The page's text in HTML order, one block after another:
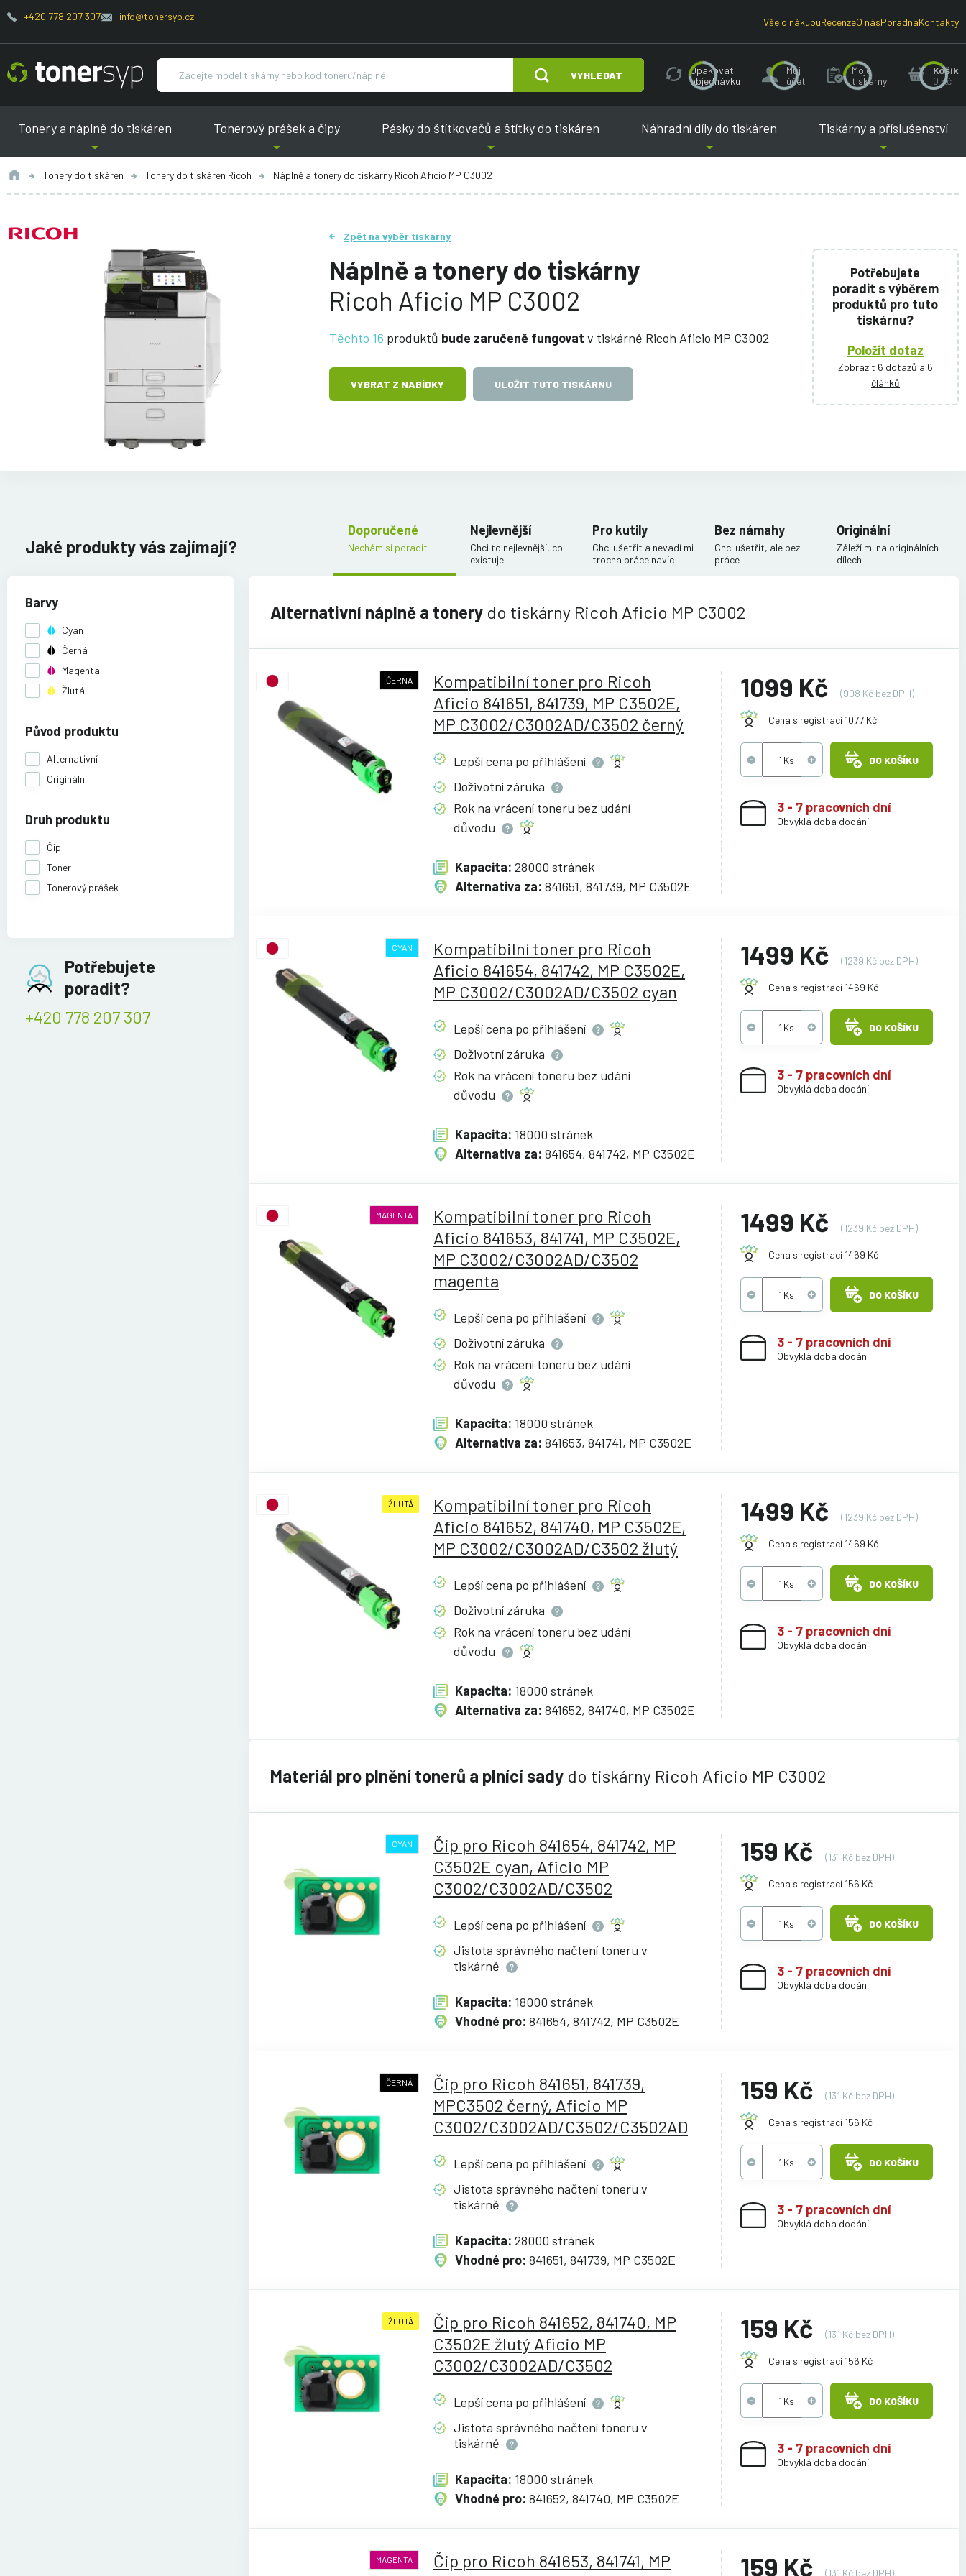
+420 778 207 307 info@tonersyp.cz Vše o nákupuRecenzeO násPoradnaKontakty
VYHLEDAT
Opakovat
objednávku
Můj
účet
Moje
tiskárny
Košík
0 Kč
Tonery a náplně do tiskáren Tonerový prášek a čipy Pásky do štítkovačů a štítky do tiskáren Náhradní díly do tiskáren Tiskárny a příslušenství
Tonery do tiskáren Tonery do tiskáren Ricoh Náplně a tonery do tiskárny Ricoh Aficio MP C3002
Zpět na výběr tiskárny
Náplně a tonery do tiskárny
Ricoh Aficio MP C3002
Těchto 16 produktů bude zaručeně fungovat v tiskárně Ricoh Aficio MP C3002
VYBRAT Z NABÍDKY ULOŽIT TUTO TISKÁRNU
Potřebujete
poradit s výběrem
produktů pro tuto
tiskárnu?
Položit dotaz
Zobrazit 6 dotazů a 6
článků
Jaké produkty vás zajímají?
Barvy
Cyan
Černá
Magenta
Žlutá
Původ produktu
Alternativní
Originální
Druh produktu
Čip
Toner
Tonerový prášek
Potřebujete
poradit?
+420 778 207 307
Doporučené
Nechám si poradit
Nejlevnější
Chci to nejlevnější, co
existuje
Pro kutily
Chci ušetřit a nevadí mi
trocha práce navíc
Bez námahy
Chci ušetřit, ale bez
práce
Originální
Záleží mi na originálních
dílech
Alternativní náplně a tonery do tiskárny Ricoh Aficio MP C3002
ČERNÁ
Kompatibilní toner pro Ricoh
Aficio 841651, 841739, MP C3502E,
MP C3002/C3002AD/C3502 černý
Lepší cena po přihlášení
Doživotní záruka
Rok na vrácení toneru bez udání
důvodu
Kapacita: 28000 stránek
Alternativa za: 841651, 841739, MP C3502E
1099 Kč (908 Kč bez DPH)
Cena s registrací 1077 Kč
DO KOŠÍKU
3 - 7 pracovních dní
Obvyklá doba dodání
CYAN
Kompatibilní toner pro Ricoh
Aficio 841654, 841742, MP C3502E,
MP C3002/C3002AD/C3502 cyan
Lepší cena po přihlášení
Doživotní záruka
Rok na vrácení toneru bez udání
důvodu
Kapacita: 18000 stránek
Alternativa za: 841654, 841742, MP C3502E
1499 Kč (1239 Kč bez DPH)
Cena s registrací 1469 Kč
DO KOŠÍKU
3 - 7 pracovních dní
Obvyklá doba dodání
MAGENTA
Kompatibilní toner pro Ricoh
Aficio 841653, 841741, MP C3502E,
MP C3002/C3002AD/C3502
magenta
Lepší cena po přihlášení
Doživotní záruka
Rok na vrácení toneru bez udání
důvodu
Kapacita: 18000 stránek
Alternativa za: 841653, 841741, MP C3502E
1499 Kč (1239 Kč bez DPH)
Cena s registrací 1469 Kč
DO KOŠÍKU
3 - 7 pracovních dní
Obvyklá doba dodání
ŽLUTÁ
Kompatibilní toner pro Ricoh
Aficio 841652, 841740, MP C3502E,
MP C3002/C3002AD/C3502 žlutý
Lepší cena po přihlášení
Doživotní záruka
Rok na vrácení toneru bez udání
důvodu
Kapacita: 18000 stránek
Alternativa za: 841652, 841740, MP C3502E
1499 Kč (1239 Kč bez DPH)
Cena s registrací 1469 Kč
DO KOŠÍKU
3 - 7 pracovních dní
Obvyklá doba dodání
Materiál pro plnění tonerů a plnící sady do tiskárny Ricoh Aficio MP C3002
CYAN
Čip pro Ricoh 841654, 841742, MP
C3502E cyan, Aficio MP
C3002/C3002AD/C3502
Lepší cena po přihlášení
Jistota správného načtení toneru v
tiskárně
Kapacita: 18000 stránek
Vhodné pro: 841654, 841742, MP C3502E
159 Kč (131 Kč bez DPH)
Cena s registrací 156 Kč
DO KOŠÍKU
3 - 7 pracovních dní
Obvyklá doba dodání
ČERNÁ
Čip pro Ricoh 841651, 841739,
MPC3502 černý, Aficio MP
C3002/C3002AD/C3502/C3502AD
Lepší cena po přihlášení
Jistota správného načtení toneru v
tiskárně
Kapacita: 28000 stránek
Vhodné pro: 841651, 841739, MP C3502E
159 Kč (131 Kč bez DPH)
Cena s registrací 156 Kč
DO KOŠÍKU
3 - 7 pracovních dní
Obvyklá doba dodání
ŽLUTÁ
Čip pro Ricoh 841652, 841740, MP
C3502E žlutý Aficio MP
C3002/C3002AD/C3502
Lepší cena po přihlášení
Jistota správného načtení toneru v
tiskárně
Kapacita: 18000 stránek
Vhodné pro: 841652, 841740, MP C3502E
159 Kč (131 Kč bez DPH)
Cena s registrací 156 Kč
DO KOŠÍKU
3 - 7 pracovních dní
Obvyklá doba dodání
MAGENTA
Čip pro Ricoh 841653, 841741, MP
159 Kč (131 Kč bez DPH)